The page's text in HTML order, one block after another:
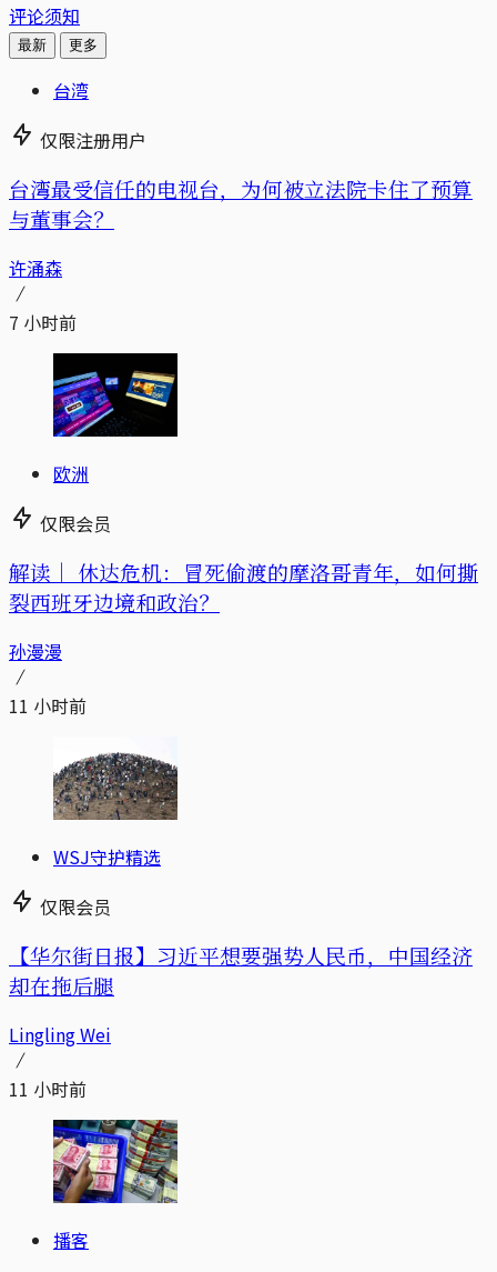
评论须知
最新 更多
台湾
仅限注册用户
台湾最受信任的电视台，为何被立法院卡住了预算
与董事会？
许涌森
7 小时前
欧洲
仅限会员
解读｜ 休达危机：冒死偷渡的摩洛哥青年，如何撕
裂西班牙边境和政治？
孙漫漫
11 小时前
WSJ守护精选
仅限会员
【华尔街日报】习近平想要强势人民币，中国经济
却在拖后腿
Lingling Wei
11 小时前
播客